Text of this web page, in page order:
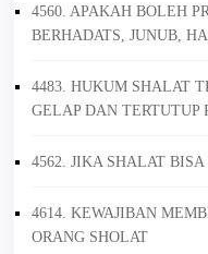
4560. APAKAH BOLEH
BERHADATS, JUNUB,
4483. HUKUM SHALAT
GELAP DAN TERTUTUP
4562. JIKA SHALAT
4614. KEWAJIBAN
ORANG SHOLAT